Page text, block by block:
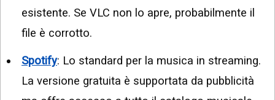
esistente. Se VLC non lo apre, probabilmente il
file è corrotto.
Spotify: Lo standard per la musica in streaming.
La versione gratuita è supportata da pubblicità